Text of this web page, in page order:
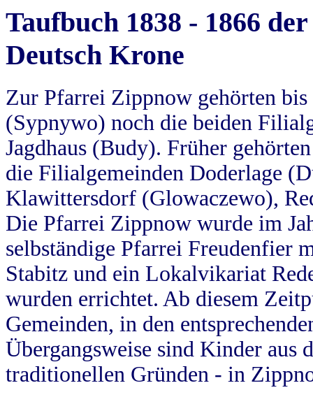
Taufbuch 1838 - 1866
Deutsch Krone
Zur Pfarrei Zippnow gehörten
(Sypnywo) noch die beiden
Jagdhaus (Budy). Früher
die Filialgemeinden Doderlage
Klawittersdorf (Glowaczewo),
Die Pfarrei Zippnow wurde im
selbständige Pfarrei Freudenfier
Stabitz und ein Lokalvikariat
wurden errichtet. Ab diesem
Gemeinden, in den
Übergangsweise sind Kinder aus
traditionellen Gründen - in